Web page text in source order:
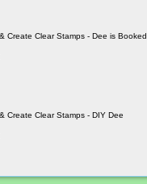
Create Clear Stamps - Dee is Booked
Create Clear Stamps - DIY Dee